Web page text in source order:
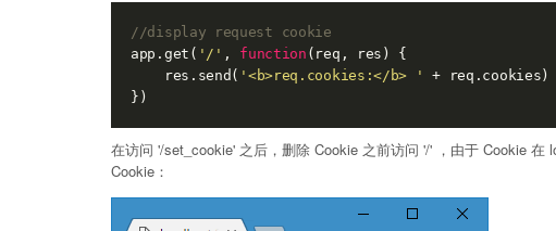
//display request cookie
app.get( '/' , function ( req, res ) {
    res.send(
'<b>req.cookies:</b> '
+ req.cookies)
在访问 '/set_cookie' 之后，删除 Cookie 之前访问 '/' ，由于 Cookie
Cookie：